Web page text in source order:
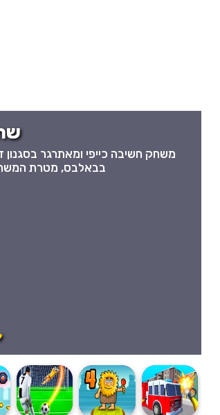
בבאלבס, מטרת המשחק